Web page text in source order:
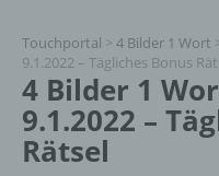
Touchportal > 4 Bilder 1 Wort
9.1.2022 – Tägliches Bonus
4 Bilder 1
9.1.2022 –
Rätsel